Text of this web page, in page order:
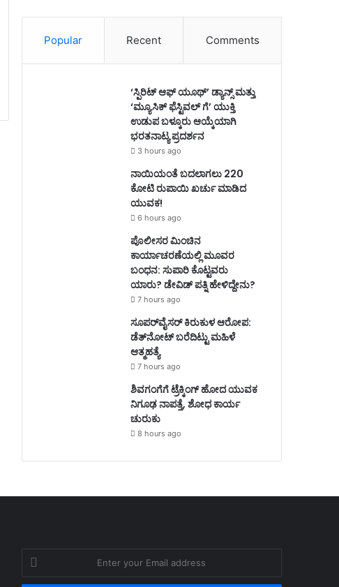
Popular Recent Comments
‘ಸ್ಪಿರಿಟ್ ಆಫ್ ಯೂಥ್’ ಡ್ಯಾನ್ಸ್ ಮತ್ತು
‘ಮ್ಯೂಸಿಕ್ ಫೆಸ್ಟಿವಲ್ ಗೆ’ ಯುಕ್ತಿ
ಉಡುಪ ಬಳ್ಕೂರು ಆಯ್ಕೆಯಾಗಿ
ಭರತನಾಟ್ಯ ಪ್ರದರ್ಶನ
3 hours ago
ನಾಯಿಯಂತೆ ಬದಲಾಗಲು 220
ಕೋಟಿ ರುಪಾಯಿ ಖರ್ಚು ಮಾಡಿದ
ಯುವಕ!
6 hours ago
ಪೊಲೀಸರ ಮಿಂಚಿನ
ಕಾರ್ಯಾಚರಣೆಯಲ್ಲಿ ಮೂವರ
ಬಂಧನ: ಸುಪಾರಿ ಕೊಟ್ಟವರು
ಯಾರು? ಡೇವಿಡ್ ಪತ್ನಿ ಹೇಳಿದ್ದೇನು?
7 hours ago
ಸೂಪರ್‌ವೈಸರ್‌ ಕಿರುಕುಳ ಆರೋಪ:
ಡೆತ್‌ನೋಟ್‌ ಬರೆದಿಟ್ಟು ಮಹಿಳೆ
ಆತ್ಮಹತ್ಯೆ
7 hours ago
ಶಿವಗಂಗೆಗೆ ಟ್ರೆಕ್ಕಿಂಗ್‌ ಹೋದ ಯುವಕ
ನಿಗೂಢ ನಾಪತ್ತೆ, ಶೋಧ ಕಾರ್ಯ
ಚುರುಕು
8 hours ago
your
Email